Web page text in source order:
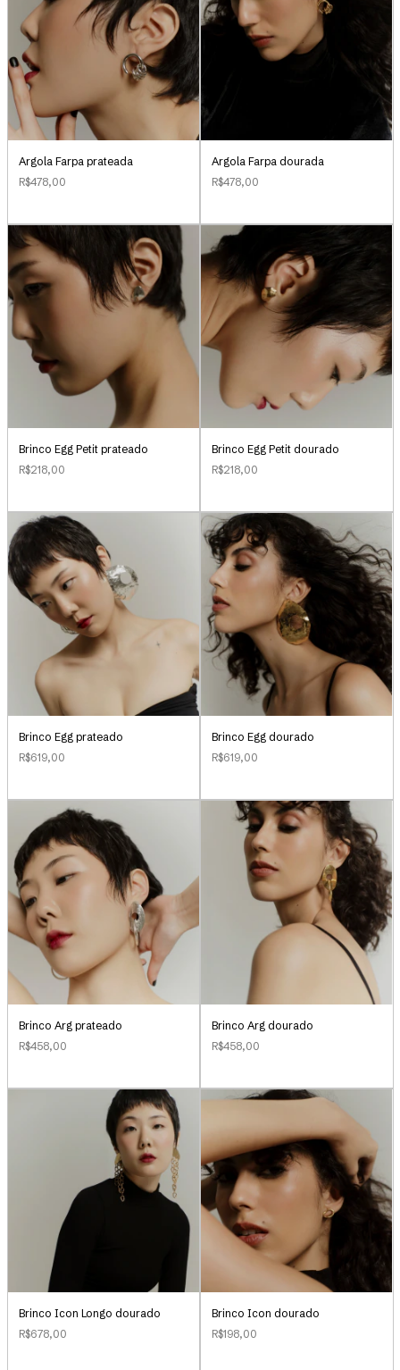
Argola Farpa prateada
R$478,00
Argola Farpa dourada
R$478,00
Brinco Egg Petit prateado
R$218,00
Brinco Egg Petit dourado
R$218,00
Brinco Egg prateado
R$619,00
Brinco Egg dourado
R$619,00
Brinco Arg prateado
R$458,00
Brinco Arg dourado
R$458,00
Brinco Icon Longo dourado
R$678,00
Brinco Icon dourado
R$198,00